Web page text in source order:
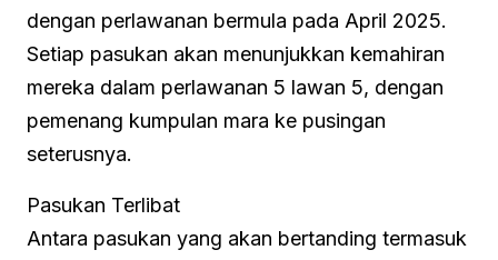
dengan perlawanan bermula pada April 2025.
Setiap pasukan akan menunjukkan kemahiran
mereka dalam perlawanan 5 lawan 5, dengan
pemenang kumpulan mara ke pusingan
seterusnya.
Pasukan Terlibat
Antara pasukan yang akan bertanding termasuk